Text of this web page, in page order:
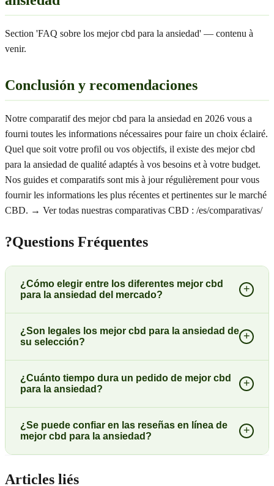
Section 'FAQ sobre los mejor cbd para la ansiedad' — contenu à
venir.
Conclusión y recomendaciones
Notre comparatif des mejor cbd para la ansiedad en 2026 vous a
fourni toutes les informations nécessaires pour faire un choix éclairé.
Quel que soit votre profil ou vos objectifs, il existe des mejor cbd
para la ansiedad de qualité adaptés à vos besoins et à votre budget.
Nos guides et comparatifs sont mis à jour régulièrement pour vous
fournir les informations les plus récentes et pertinentes sur le marché
CBD. → Ver todas nuestras comparativas CBD : /es/comparativas/
?Questions Fréquentes
¿Cómo elegir entre los diferentes mejor cbd
para la ansiedad del mercado?
+
¿Son legales los mejor cbd para la ansiedad de
su selección?
+
¿Cuánto tiempo dura un pedido de mejor cbd
para la ansiedad?
+
¿Se puede confiar en las reseñas en línea de
mejor cbd para la ansiedad?
+
Articles liés